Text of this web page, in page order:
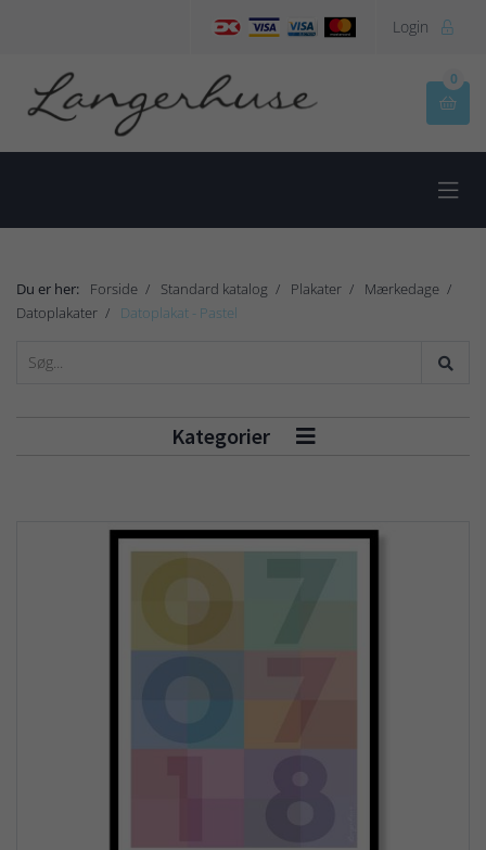
Login 

0

Du er her: Forside Standard katalog Plakater
Mærkedage
Datoplakater
Datoplakat - Pastel
Kategorier 